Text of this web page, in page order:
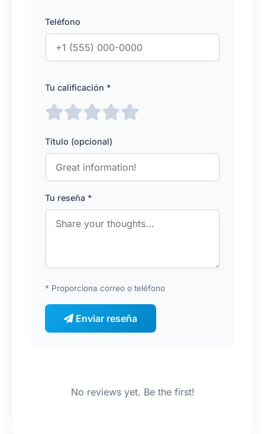
Teléfono
Tu calificación *
Título (opcional)
Tu reseña *
* Proporciona correo o teléfono
Enviar reseña
No reviews yet. Be the first!